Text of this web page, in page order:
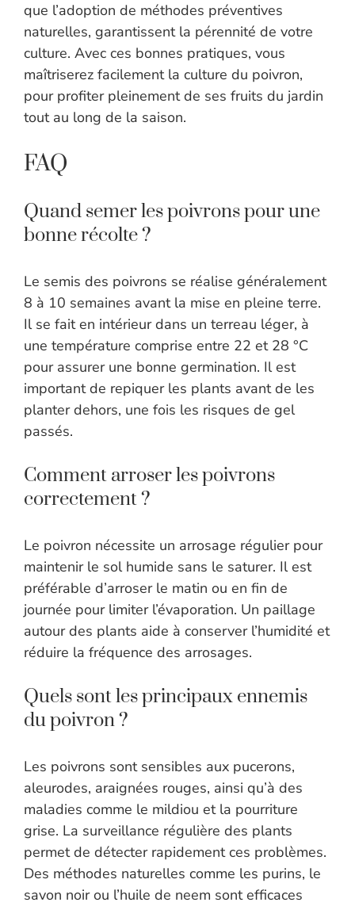
que l’adoption de méthodes préventives
naturelles, garantissent la pérennité de votre
culture. Avec ces bonnes pratiques, vous
maîtriserez facilement la culture du poivron,
pour profiter pleinement de ses fruits du jardin
tout au long de la saison.
FAQ
Quand semer les poivrons pour une
bonne récolte ?
Le semis des poivrons se réalise généralement
8 à 10 semaines avant la mise en pleine terre.
Il se fait en intérieur dans un terreau léger, à
une température comprise entre 22 et 28 °C
pour assurer une bonne germination. Il est
important de repiquer les plants avant de les
planter dehors, une fois les risques de gel
passés.
Comment arroser les poivrons
correctement ?
Le poivron nécessite un arrosage régulier pour
maintenir le sol humide sans le saturer. Il est
préférable d’arroser le matin ou en fin de
journée pour limiter l’évaporation. Un paillage
autour des plants aide à conserver l’humidité et
réduire la fréquence des arrosages.
Quels sont les principaux ennemis
du poivron ?
Les poivrons sont sensibles aux pucerons,
aleurodes, araignées rouges, ainsi qu’à des
maladies comme le mildiou et la pourriture
grise. La surveillance régulière des plants
permet de détecter rapidement ces problèmes.
Des méthodes naturelles comme les purins, le
savon noir ou l’huile de neem sont efficaces